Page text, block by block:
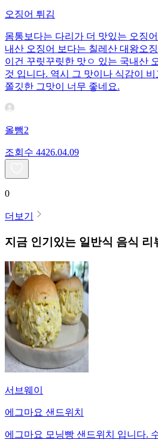
오징어 튀김
몸통보다는 다리가 더 맛있는 오징
내산 오징어 보다는 칠레산 대왕오
이건 꾸릿꾸릿한 맛ㅇ 있는 국내산
것 입니다. 역시 그 맛이나 식감이
쫄깃한 그맛이 너무 좋네요.
올뺌2
조회수 4426.04.09
0
더보기
지금 인기있는 일반식 음식 리
서브웨이
에그마요 샌드위치
에그마요 모닝빵 샌드위치 입니다.